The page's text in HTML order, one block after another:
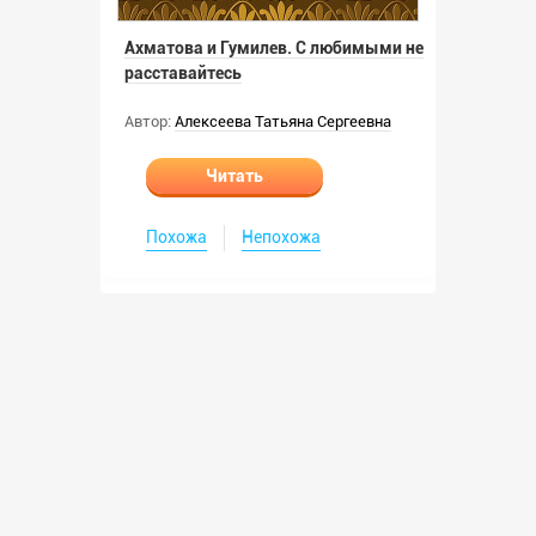
Ахматова и Гумилев. С любимыми не
расставайтесь
Автор: Алексеева Татьяна Сергеевна
Читать
Похожа Непохожа